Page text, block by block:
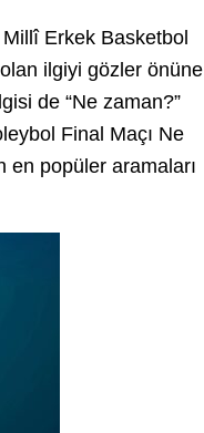
Millî Erkek Basketbol
ilgiyi gözler önüne
de “Ne zaman?”
Final Maçı Ne
en popüler aramaları